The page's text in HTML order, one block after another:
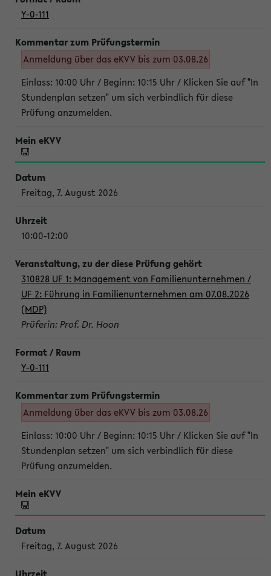
Y-0-111
Anmeldung über das eKVV bis zum 03.08.26
Einlass: 10:00 Uhr / Beginn: 10:15 Uhr / Klicken Sie auf "In
Stundenplan setzen" um sich verbindlich für diese
Prüfung anzumelden.
Freitag, 7. August 2026
10:00-12:00
310828 UF 1: Management von Familienunternehmen /
UF 2: Führung in Familienunternehmen am 07.08.2026
(MDP)
Prüferin: Prof. Dr. Hoon
Y-0-111
Anmeldung über das eKVV bis zum 03.08.26
Einlass: 10:00 Uhr / Beginn: 10:15 Uhr / Klicken Sie auf "In
Stundenplan setzen" um sich verbindlich für diese
Prüfung anzumelden.
Freitag, 7. August 2026